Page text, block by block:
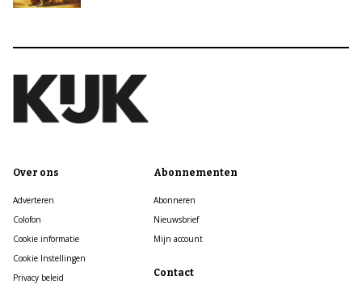
Over ons
Adverteren
Colofon
Cookie informatie
Cookie Instellingen
Privacy beleid
Abonnementen
Abonneren
Nieuwsbrief
Mijn account
Contact